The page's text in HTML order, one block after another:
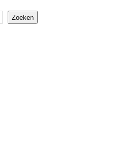
Zoeken